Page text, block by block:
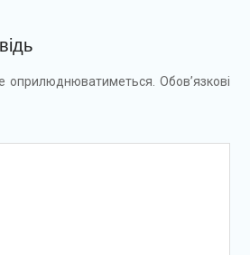
оприлюднюватиметься. Обов’язкові